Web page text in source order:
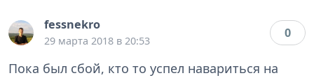
fessnekro
29 марта 2018 в 20:53
0
Пока был сбой, кто то успел навариться на